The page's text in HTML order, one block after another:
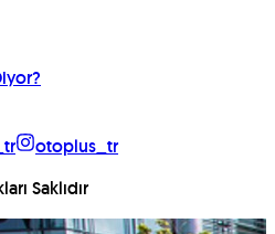
otoplus_tr
Saklıdır